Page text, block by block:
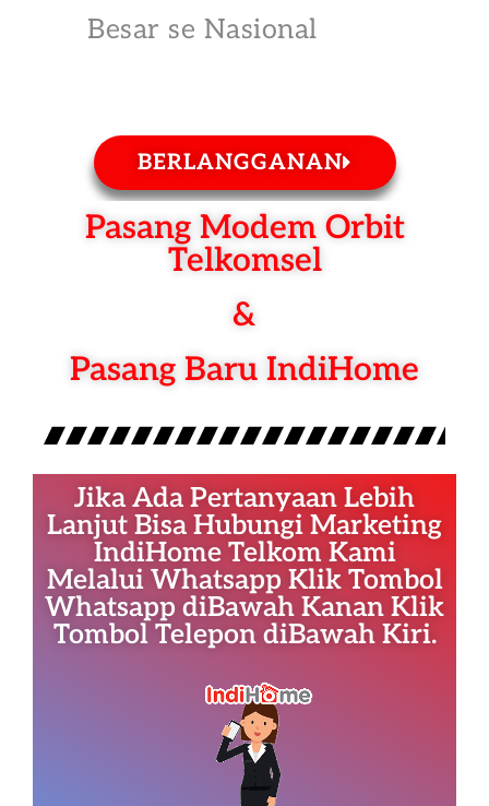
Besar se Nasional
BERLANGGANAN
Pasang Modem Orbit
Telkomsel
&
Pasang Baru IndiHome
Jika Ada Pertanyaan Lebih
Lanjut Bisa Hubungi Marketing
IndiHome Telkom Kami
Melalui Whatsapp Klik Tombol
Whatsapp diBawah Kanan Klik
Tombol Telepon diBawah Kiri.